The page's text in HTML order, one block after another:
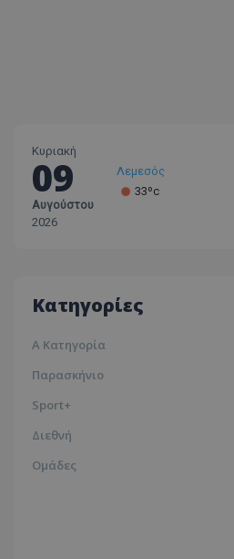
Κυριακή
09
Αυγούστου
2026
Λεμεσός
33ºc
Κατηγορίες
Α Κατηγορία
Παρασκήνιο
Sport+
Διεθνή
Ομάδες